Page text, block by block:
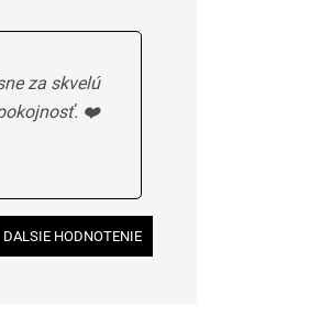
za skvelú
❤️
DALSIE HODNOTENIE